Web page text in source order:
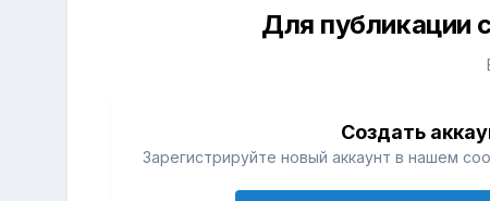
Для публикации
Создать
Зарегистрируйте новый аккаунт в нашем